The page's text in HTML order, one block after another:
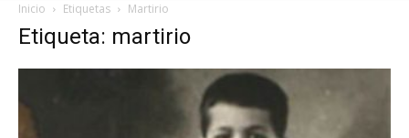
Inicio Etiquetas Martirio
Etiqueta: martirio